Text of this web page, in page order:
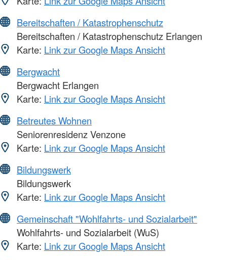
Bereitschaften / Katastrophenschutz
Bereitschaften / Katastrophenschutz Erlangen
Karte: Link zur Google Maps Ansicht
Bergwacht
Bergwacht Erlangen
Karte: Link zur Google Maps Ansicht
Betreutes Wohnen
Seniorenresidenz Venzone
Karte: Link zur Google Maps Ansicht
Bildungswerk
Bildungswerk
Karte: Link zur Google Maps Ansicht
Gemeinschaft "Wohlfahrts- und Sozialarbeit"
Wohlfahrts- und Sozialarbeit (WuS)
Karte: Link zur Google Maps Ansicht